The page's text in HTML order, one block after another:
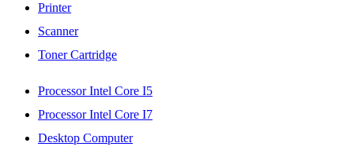
Printer
Scanner
Toner Cartridge
Processor Intel Core I5
Processor Intel Core I7
Desktop Computer